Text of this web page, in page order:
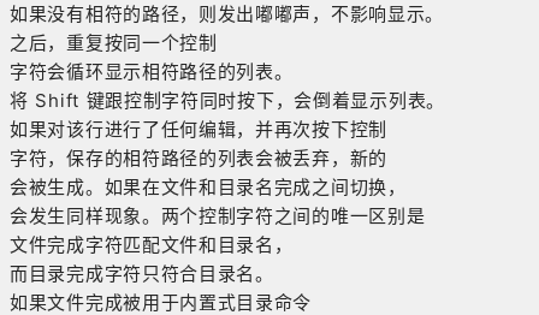
如果没有相符的路径，则发出嘟嘟声，不影响显示。
之后，重复按同一个控制
字符会循环显示相符路径的列表。
将 Shift 键跟控制字符同时按下，会倒着显示列表。
如果对该行进行了任何编辑，并再次按下控制
字符，保存的相符路径的列表会被丢弃，新的
会被生成。如果在文件和目录名完成之间切换，
会发生同样现象。两个控制字符之间的唯一区别是
文件完成字符匹配文件和目录名，
而目录完成字符只符合目录名。
如果文件完成被用于内置式目录命令